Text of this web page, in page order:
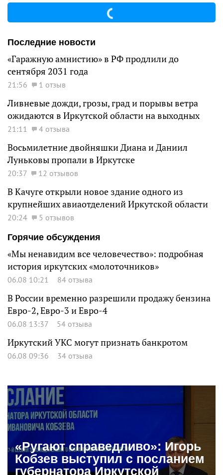
Последние новости
«Гаражную амнистию» в РФ продлили до
сентября 2031 года
21:56 1 отзыв
Ливневые дожди, грозы, град и порывы ветра
ожидаются в Иркутской области на выходных
21:11 4 отзыва
Восьмилетние двойняшки Диана и Даниил
Луньковы пропали в Иркутске
20:37 12 отзывов
В Качуге открыли новое здание одного из
крупнейших авиаотделений Иркутской области
20:24
5 отзывов
Горячие обсуждения
«Мы ненавидим все человечество»: подробная
история иркутских «молоточников»
06.08 10:21 84 отзыва
В России временно разрешили продажу бензина
Евро-2, Евро-3 и Евро-4
06.08 13:37 54 отзыва
Иркутский УКС могут признать банкротом
06.08 09:36 34 отзыва
«Ругают справедливо»: Игорь
Кобзев выступил с посланием
губернатора Иркутской